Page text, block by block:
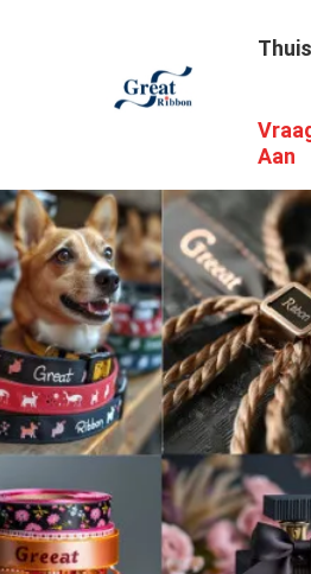
Thuis
Aan